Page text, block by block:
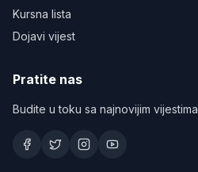
Kursna lista
Dojavi vijest
Pratite nas
Budite u toku sa najnovijim vijestima